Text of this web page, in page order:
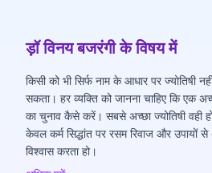
ड़ॉ विनय बजरंगी के विषय में
किसी को भी सिर्फ नाम के आधार पर ज्योतिषी
सकता। हर व्यक्ति को जानना चाहिए कि एक
का चुनाव कैसे करें। सबसे अच्छा ज्योतिषी वही
केवल कर्म सिद्धांत पर रसम रिवाज और उपायों
विश्वास करता हो।